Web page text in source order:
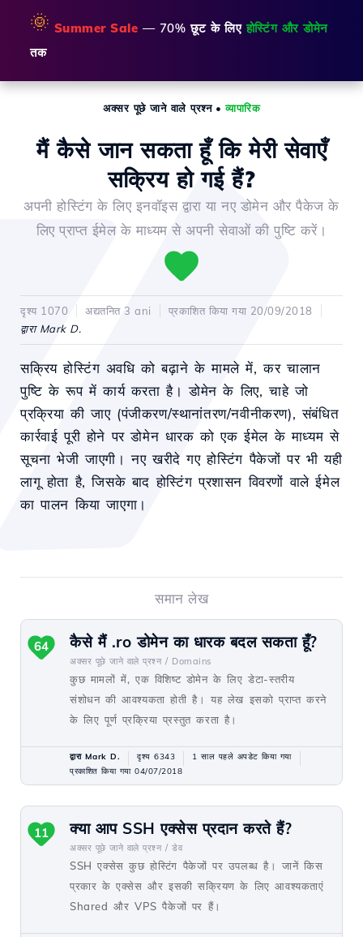
🌞 Summer Sale — 70% छूट के लिएहोस्टिंग और डोमेन
तक
अक्सर पूछे जाने वाले प्रश्न•व्यापारिक
मैं कैसे जान सकता हूँ कि मेरी सेवाएँ
सक्रिय हो गई हैं?
अपनी होस्टिंग के लिए इनवॉइस द्वारा या नए डोमेन और पैकेज के
लिए प्राप्त ईमेल के माध्यम से अपनी सेवाओं की पुष्टि करें।
दृश्य 1070 अद्यतनित 3 ani
प्रकाशित किया गया 20/09/2018
द्वारा Mark D.
सक्रिय होस्टिंग अवधि को बढ़ाने के मामले में, कर चालान
पुष्टि के रूप में कार्य करता है। डोमेन के लिए, चाहे जो
प्रक्रिया की जाए (पंजीकरण/स्थानांतरण/नवीनीकरण), संबंधित
कार्रवाई पूरी होने पर डोमेन धारक को एक ईमेल के माध्यम से
सूचना भेजी जाएगी। नए खरीदे गए होस्टिंग पैकेजों पर भी यही
लागू होता है, जिसके बाद होस्टिंग प्रशासन विवरणों वाले ईमेल
का पालन किया जाएगा।
समान लेख
कैसे मैं .ro डोमेन का धारक बदल सकता हूँ?
अक्सर पूछे जाने वाले प्रश्न / Domains
कुछ मामलों में, एक विशिष्ट डोमेन के लिए डेटा-स्तरीय
संशोधन की आवश्यकता होती है। यह लेख इसको प्राप्त करने
के लिए पूर्ण प्रक्रिया प्रस्तुत करता है।
64
द्वारा Mark D. दृश्य 6343
1 साल पहले अपडेट किया गया
प्रकाशित किया गया 04/07/2018
क्या आप SSH एक्सेस प्रदान करते हैं?
अक्सर पूछे जाने वाले प्रश्न / डेव
SSH एक्सेस कुछ होस्टिंग पैकेजों पर उपलब्ध है। जानें किस
प्रकार के एक्सेस और इसकी सक्रियण के लिए आवश्यकताएं
Shared और VPS पैकेजों पर हैं।
11